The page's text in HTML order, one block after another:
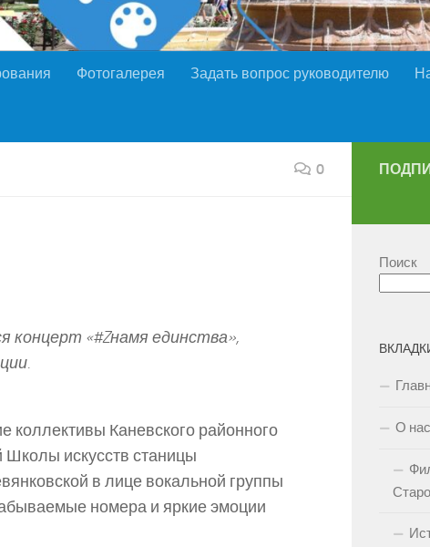
Фотогалерея Задать вопрос руководителю
0
концерт «#Zнамя единства»,
коллективы Каневского районного
Школы искусств станицы
в лице вокальной группы
номера и яркие эмоции
Поиск
О нас